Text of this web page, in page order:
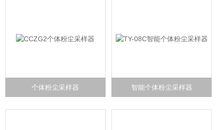
个体粉尘采样器 智能个体粉尘采样器